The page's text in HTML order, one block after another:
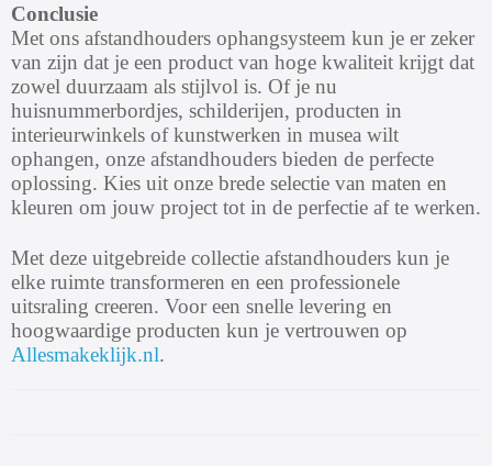
Conclusie
Met ons afstandhouders ophangsysteem kun je er zeker
van zijn dat je een product van hoge kwaliteit krijgt dat
zowel duurzaam als stijlvol is. Of je nu
huisnummerbordjes, schilderijen, producten in
interieurwinkels of kunstwerken in musea wilt
ophangen, onze afstandhouders bieden de perfecte
oplossing. Kies uit onze brede selectie van maten en
kleuren om jouw project tot in de perfectie af te werken.
Met deze uitgebreide collectie afstandhouders kun je
elke ruimte transformeren en een professionele
uitsraling creeren. Voor een snelle levering en
hoogwaardige producten kun je vertrouwen op
Allesmakeklijk.nl.